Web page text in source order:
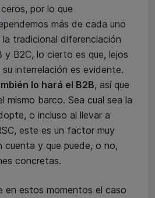
por lo que
más de cada uno
tradicional diferenciación
y B2C, lo cierto es que, lejos
interrelación es evidente.
lo hará el B2B, así que
mismo barco. Sea cual sea la
o incluso al llevar a
este es un factor muy
cuenta y que puede, o no,
concretas.
en estos momentos el caso